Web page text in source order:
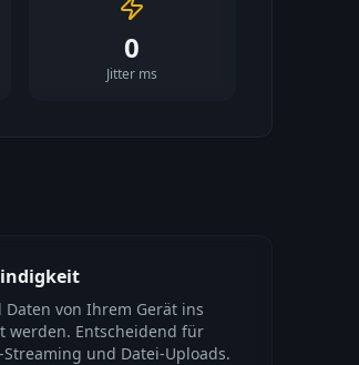
0
Jitter ms
von Ihrem Gerät ins
werden. Entscheidend für
und Datei-Uploads.